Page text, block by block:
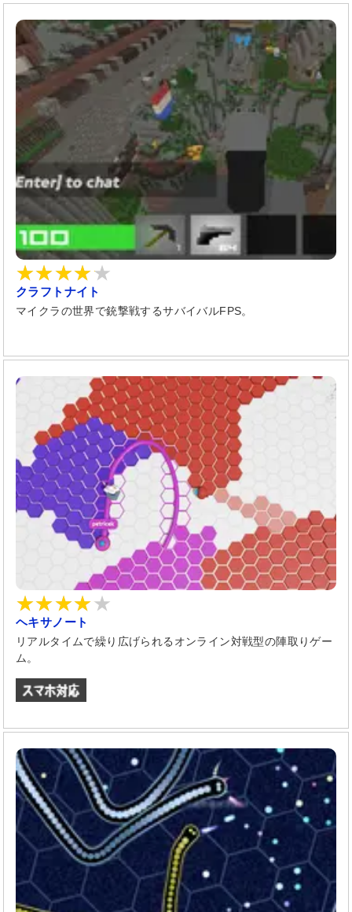
クラフトナイト
マイクラの世界で銃撃戦するサバイバルFPS。
ヘキサノート
リアルタイムで繰り広げられるオンライン対戦型の陣取りゲー
ム。